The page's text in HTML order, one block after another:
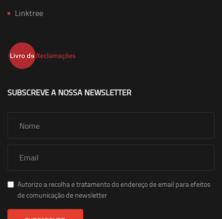
Linktree
SUBSCREVE A NOSSA NEWSLETTER
Autorizo a recolha e tratamento do endereço de email para efeitos
de comunicação de newsletter